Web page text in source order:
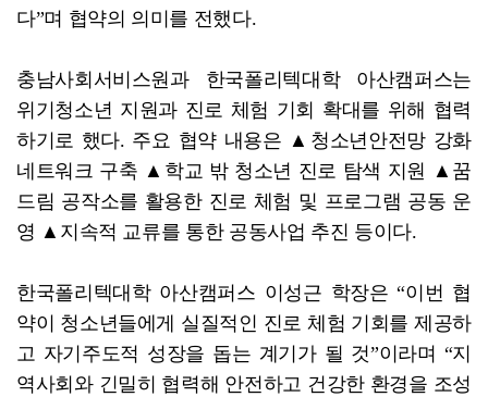
다”며 협약의 의미를 전했다.
충남사회서비스원과 한국폴리텍대학 아산캠퍼스는
위기청소년 지원과 진로 체험 기회 확대를 위해 협력
하기로 했다. 주요 협약 내용은 ▲청소년안전망 강화
네트워크 구축 ▲학교 밖 청소년 진로 탐색 지원 ▲꿈
드림 공작소를 활용한 진로 체험 및 프로그램 공동 운
영 ▲지속적 교류를 통한 공동사업 추진 등이다.
한국폴리텍대학 아산캠퍼스 이성근 학장은 “이번 협
약이 청소년들에게 실질적인 진로 체험 기회를 제공하
고 자기주도적 성장을 돕는 계기가 될 것”이라며 “지
역사회와 긴밀히 협력해 안전하고 건강한 환경을 조성